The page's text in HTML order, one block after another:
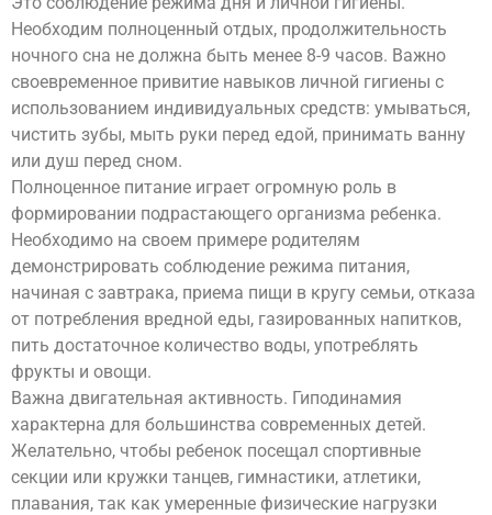
Необходим полноценный отдых, продолжительность
ночного сна не должна быть менее 8-9 часов. Важно
своевременное привитие навыков личной гигиены с
использованием индивидуальных средств: умываться,
чистить зубы, мыть руки перед едой, принимать ванну
или душ перед сном.
Полноценное питание играет огромную роль в
формировании подрастающего организма ребенка.
Необходимо на своем примере родителям
демонстрировать соблюдение режима питания,
начиная с завтрака, приема пищи в кругу семьи, отказа
от потребления вредной еды, газированных напитков,
пить достаточное количество воды, употреблять
фрукты и овощи.
Важна двигательная активность. Гиподинамия
характерна для большинства современных детей.
Желательно, чтобы ребенок посещал спортивные
секции или кружки танцев, гимнастики, атлетики,
плавания, так как умеренные физические нагрузки